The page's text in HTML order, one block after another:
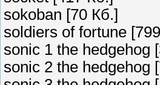
sokoban [70 Кб.]
soldiers of fortune
sonic 1 the hedgehog
sonic 2 the hedgehog